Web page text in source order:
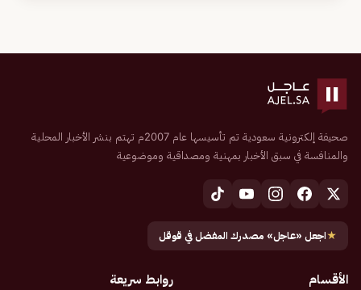
صحيفة إلكترونية سعودية تم تأسيسها عام 2007م تهتم بنشر الأخبار المحلية
والمنافسة في سبق الأخبار بمهنية ومصداقية وموضوعية
★اجعل «عاجل» مصدرك المفضل في قوقل
الأقسام روابط سريعة